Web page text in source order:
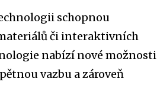
schopnou
či interaktivních
nabízí nové možnosti
vazbu a zároveň